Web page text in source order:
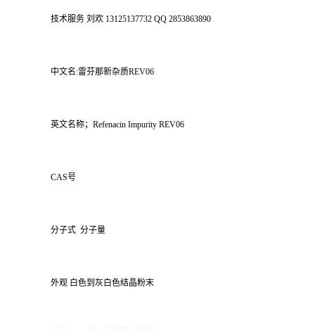
技术服务 刘欢 13125137732 QQ 2853863890
中文名:雷芬那新杂质REV06
英文名称；Refenacin Impurity REV06
CAS号
分子式 分子量
外观 白色到灰白色结晶粉末